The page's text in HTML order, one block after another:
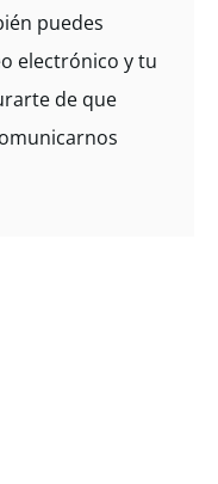
puedes
electrónico y tu
de que